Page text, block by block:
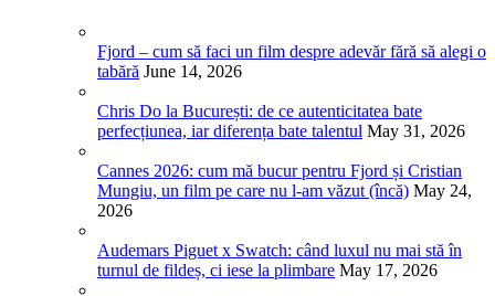
Fjord – cum să faci un film despre adevăr fără să alegi o
tabără June 14, 2026
Chris Do la București: de ce autenticitatea bate
perfecțiunea, iar diferența bate talentul May 31, 2026
Cannes 2026: cum mă bucur pentru Fjord și Cristian
Mungiu, un film pe care nu l-am văzut (încă) May 24,
2026
Audemars Piguet x Swatch: când luxul nu mai stă în
turnul de fildeș, ci iese la plimbare May 17, 2026